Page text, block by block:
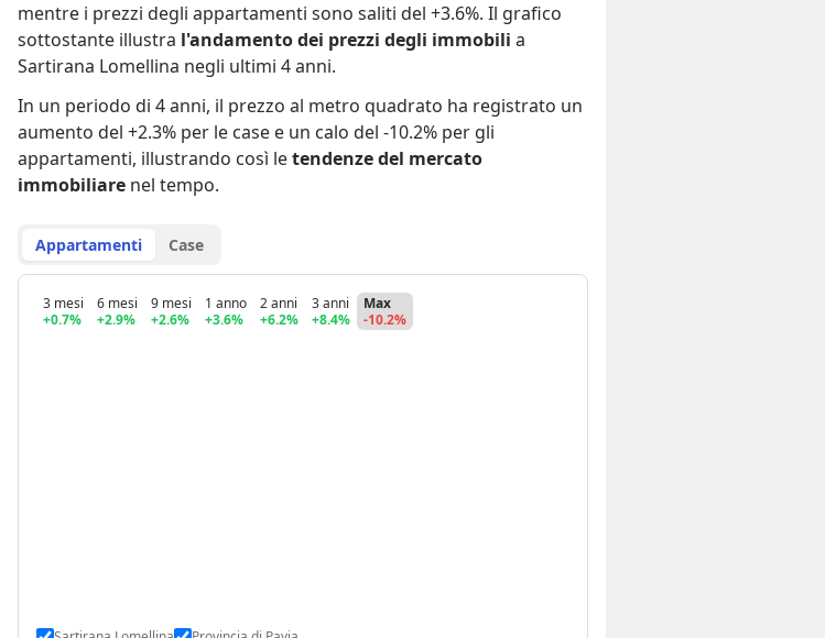
mentre i prezzi degli appartamenti sono saliti del +3.6%. Il grafico
sottostante illustra l'andamento dei prezzi degli immobili a
Sartirana Lomellina negli ultimi 4 anni.
In un periodo di 4 anni, il prezzo al metro quadrato ha registrato un
aumento del +2.3% per le case e un calo del -10.2% per gli
appartamenti, illustrando così letendenze del mercato
immobiliare nel tempo.
Appartamenti Case
3 mesi
+0.7%
6 mesi
+2.9%
9 mesi
+2.6%
1 anno
+3.6%
2 anni
+6.2%
3 anni
+8.4%
Max
-10.2%